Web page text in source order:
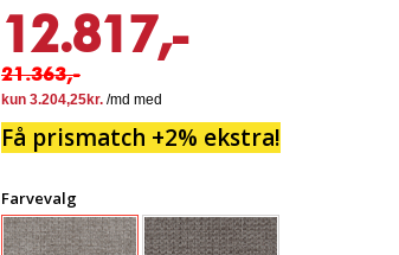
12.817,-
21.363,-
Få prismatch +2% ekstra!
Farvevalg